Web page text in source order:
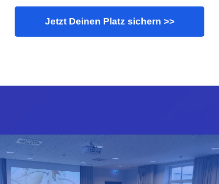
Jetzt Deinen Platz sichern >>